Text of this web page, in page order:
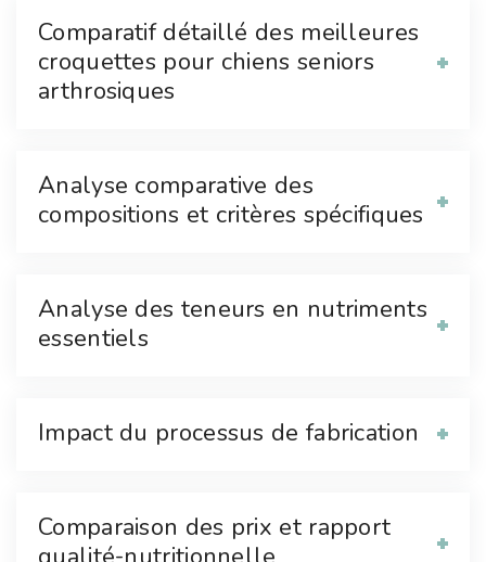
Comparatif détaillé des meilleures
croquettes pour chiens seniors
arthrosiques
Analyse comparative des
compositions et critères spécifiques
Analyse des teneurs en nutriments
essentiels
Impact du processus de fabrication
Comparaison des prix et rapport